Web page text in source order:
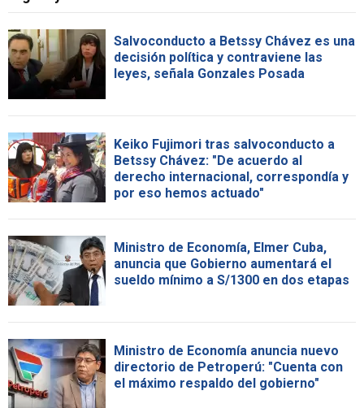
Salvoconducto a Betssy Chávez es una
decisión política y contraviene las
leyes, señala Gonzales Posada
Keiko Fujimori tras salvoconducto a
Betssy Chávez: "De acuerdo al
derecho internacional, correspondía y
por eso hemos actuado"
Ministro de Economía, Elmer Cuba,
anuncia que Gobierno aumentará el
sueldo mínimo a S/1300 en dos etapas
Ministro de Economía anuncia nuevo
directorio de Petroperú: "Cuenta con
el máximo respaldo del gobierno"